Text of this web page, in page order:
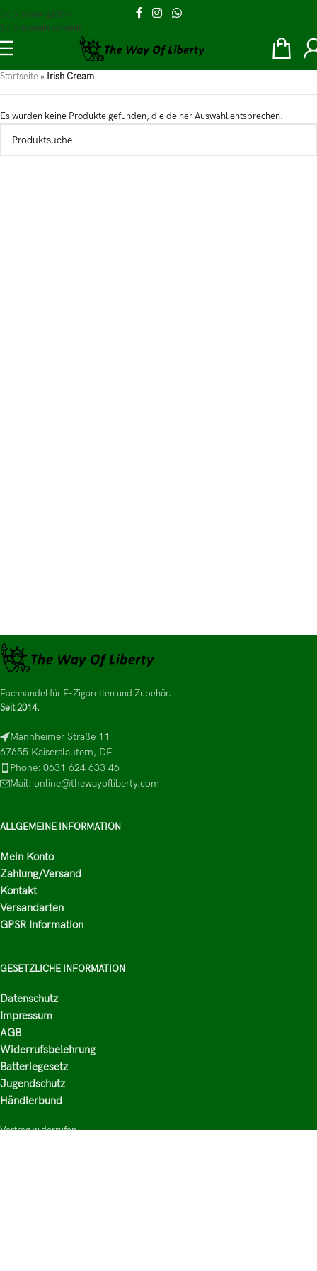
Skip to navigation
Skip to main content
Startseite » Irish Cream
Es wurden keine Produkte gefunden, die deiner Auswahl entsprechen.
Fachhandel für E-Zigaretten und Zubehör.
Seit 2014.
Mannheimer Straße 11
67655 Kaiserslautern, DE
Phone: 0631 624 633 46
Mail: online@thewayofliberty.com
ALLGEMEINE INFORMATION
Mein Konto
Zahlung/Versand
Kontakt
Versandarten
GPSR Information
GESETZLICHE INFORMATION
Datenschutz
Impressum
AGB
Widerrufsbelehrung
Batteriegesetz
Jugendschutz
Händlerbund
Vertrag widerrufen